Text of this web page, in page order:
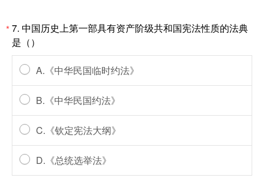
*7. 中国历史上第一部具有资产阶级共和国宪法性质的法典
是（）
A.《中华民国临时约法》
B.《中华民国约法》
C.《钦定宪法大纲》
D.《总统选举法》